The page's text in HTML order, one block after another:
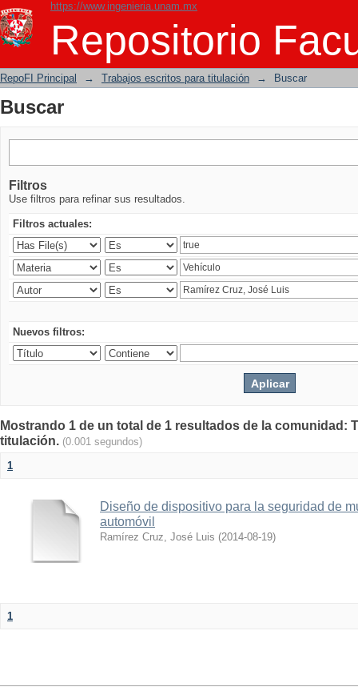
https://www.ingenieria.unam.mx
Repositorio
Buscar
RepoFI Principal → Trabajos escritos para titulación → Buscar
Buscar
Filtros
Use filtros para refinar sus resultados.
Filtros actuales:
Nuevos filtros:
Mostrando 1 de un total de 1 resultados de la comunidad:
titulación. (0.001 segundos)
1
Diseño de dispositivo para la seguridad de
automóvil
Ramírez Cruz, José Luis (2014-08-19)
1